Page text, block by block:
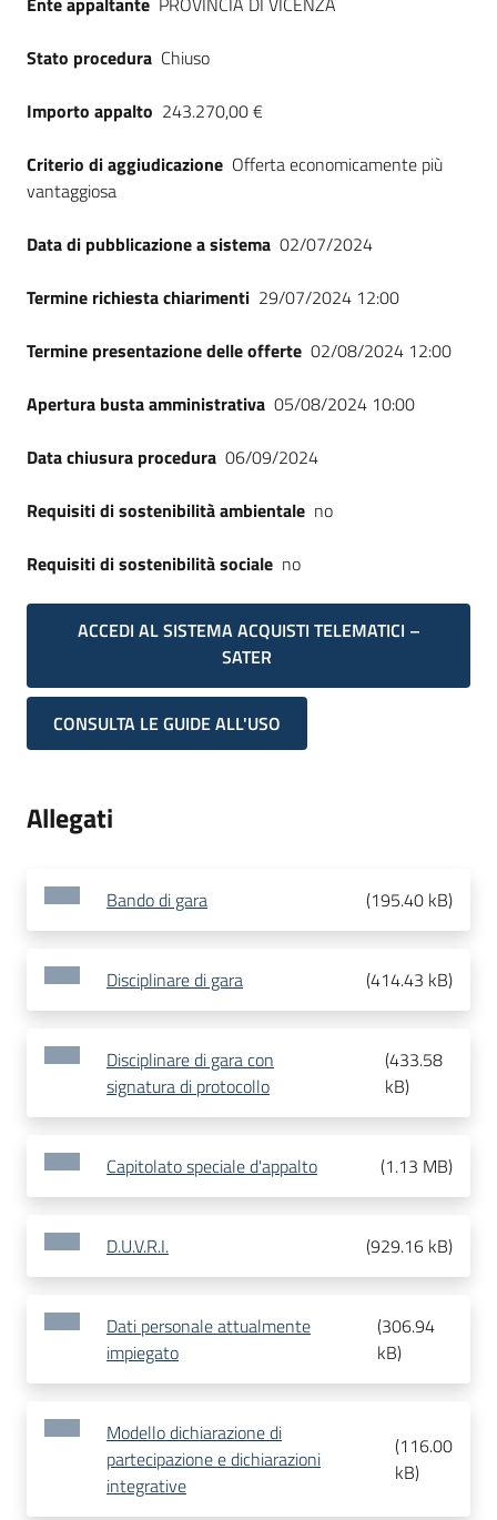
Stato procedura Chiuso
Importo appalto 243.270,00 €
Criterio di aggiudicazione Offerta economicamente più
vantaggiosa
Data di pubblicazione a sistema 02/07/2024
Termine richiesta chiarimenti 29/07/2024 12:00
Termine presentazione delle offerte 02/08/2024 12:00
Apertura busta amministrativa 05/08/2024 10:00
Data chiusura procedura 06/09/2024
Requisiti di sostenibilità ambientale no
Requisiti di sostenibilità sociale no
ACCEDI AL SISTEMA ACQUISTI TELEMATICI –
SATER
CONSULTA LE GUIDE ALL'USO
Allegati
Bando di gara (195.40 kB)
Disciplinare di gara (414.43 kB)
Disciplinare di gara con
signatura di protocollo
(433.58
kB)
Capitolato speciale d'appalto (1.13 MB)
D.U.V.R.I. (929.16 kB)
Dati personale attualmente
impiegato
(306.94
kB)
Modello dichiarazione di
partecipazione e dichiarazioni
integrative
(116.00
kB)